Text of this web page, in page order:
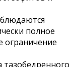
полное
ограничение
тазобедренного